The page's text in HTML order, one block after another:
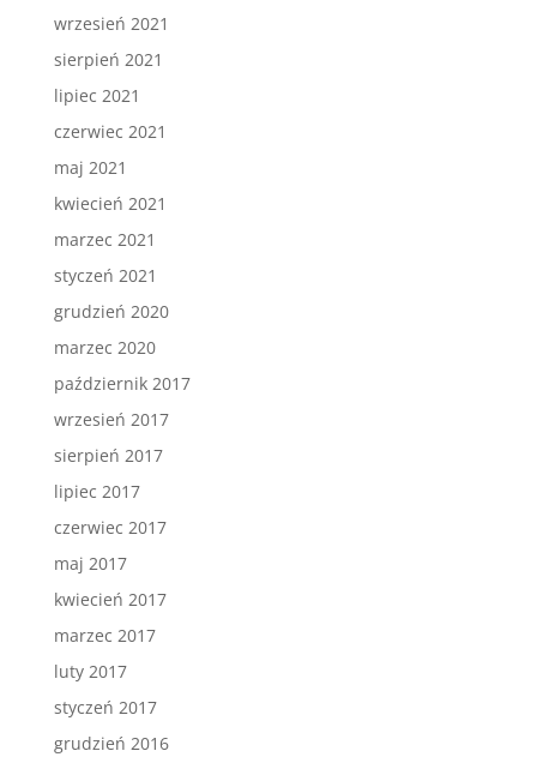
wrzesień 2021
sierpień 2021
lipiec 2021
czerwiec 2021
maj 2021
kwiecień 2021
marzec 2021
styczeń 2021
grudzień 2020
marzec 2020
październik 2017
wrzesień 2017
sierpień 2017
lipiec 2017
czerwiec 2017
maj 2017
kwiecień 2017
marzec 2017
luty 2017
styczeń 2017
grudzień 2016